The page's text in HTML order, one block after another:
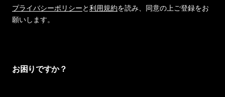
プライバシーポリシーと利用規約を読み、同意の上ご登録をお
願いします。
お困りですか？